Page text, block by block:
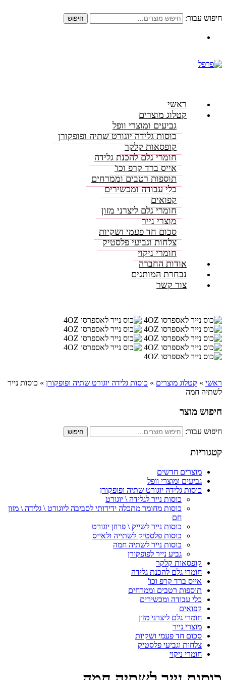
חיפוש עבור: חיפוש
ראשי
קטלוג מוצרים
גביעים ומוצרי וופל
כוסות גלידה יוגורט שתיה ופופקורן
קופסאות קלקר
חומרי גלם להכנת גלידה
אייס ברד קרפ וכו'
תוספות רטבים וממרחים
כלי עבודה ומכשירים
קפואים
חומרי גלם ליצרני מזון
מוצרי נייר
סכום חד פעמי ושקיות
צלחות וגביעי פלסטיק
חומרי ניקוי
אודות החברה
נבחרת המותגים
צור קשר
ראשי » קטלוג מוצרים » כוסות גלידה יוגורט שתיה ופופקורן » כוסות נייר
לשתיה חמה
חיפוש מוצר
חיפוש עבור: חיפוש
קטגוריות
מוצרים חדשים
גביעים ומוצרי וופל
כוסות גלידה יוגורט שתיה ופופקורן
כוסות נייר לגלידה \ יוגורט
כוסות מחומר מתכלה ידידותי לסביבה ליוגורט \ גלידה \ מזון
חם
כוסות נייר לשייק \ פרוזן יוגורט
כוסות פלסטיק לשתייה ולאייס
כוסות נייר לשתיה חמה
גביע נייר לפופקורן
קופסאות קלקר
חומרי גלם להכנת גלידה
אייס ברד קרפ וכו'
תוספות רטבים וממרחים
כלי עבודה ומכשירים
קפואים
חומרי גלם ליצרני מזון
מוצרי נייר
סכום חד פעמי ושקיות
צלחות וגביעי פלסטיק
חומרי ניקוי